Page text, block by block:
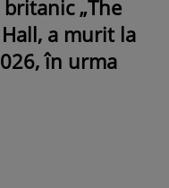
„The
Hall, a murit la
în urma